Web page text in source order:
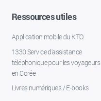
Ressources utiles
Application mobile du KTO
1330 Service d'assistance
téléphonique pour les voyageurs
en Corée
Livres numériques / E-books